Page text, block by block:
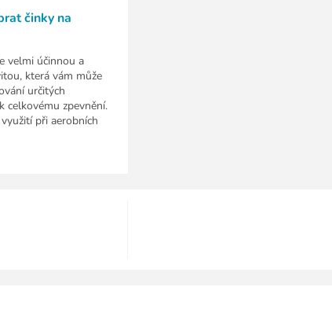
činky na
velmi účinnou a
která vám může
určitých
celkovému zpevnění.
při aerobních